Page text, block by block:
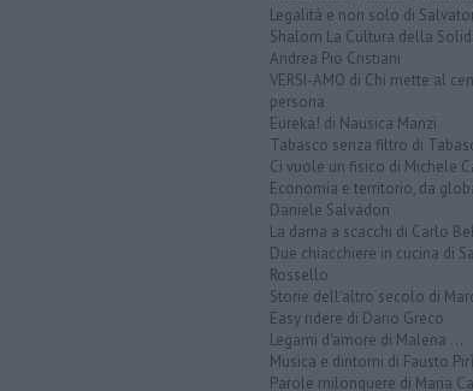
Legalità e non solo di
Shalom La Cultura della
Andrea Pio Cristiani
VERSI-AMO di Chi mette al
persona
Eureka! di Nausica Manzi
Tabasco senza filtro di
Ci vuole un fisico di Michele
Economia e territorio, da
Daniele Salvadori
La dama a scacchi di Carlo
Due chiacchiere in cucina di
Rossello
Storie dell'altro secolo di
Easy ridere di Dario Greco
Legami d'amore di Malena ...
Musica e dintorni di Fausto
Parole milonguere di Maria